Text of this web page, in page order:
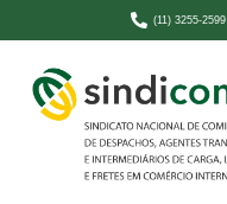
(11) 3255-2599